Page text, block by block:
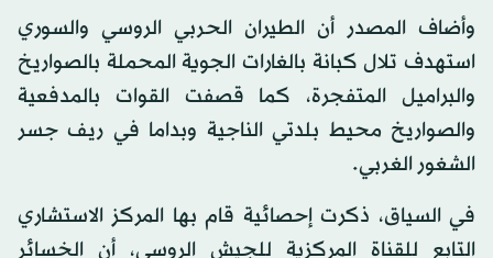
وأضاف المصدر أن الطيران الحربي الروسي والسوري
استهدف تلال كبانة بالغارات الجوية المحملة بالصواريخ
والبراميل المتفجرة، كما قصفت القوات بالمدفعية
والصواريخ محيط بلدتي الناجية وبداما في ريف جسر
الشغور الغربي.
في السياق، ذكرت إحصائية قام بها المركز الاستشاري
التابع للقناة المركزية للجيش الروسي، أن الخسائر